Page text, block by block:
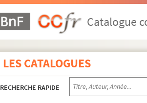
Catalogue
LES CATALOGUES
RECHERCHE RAPIDE